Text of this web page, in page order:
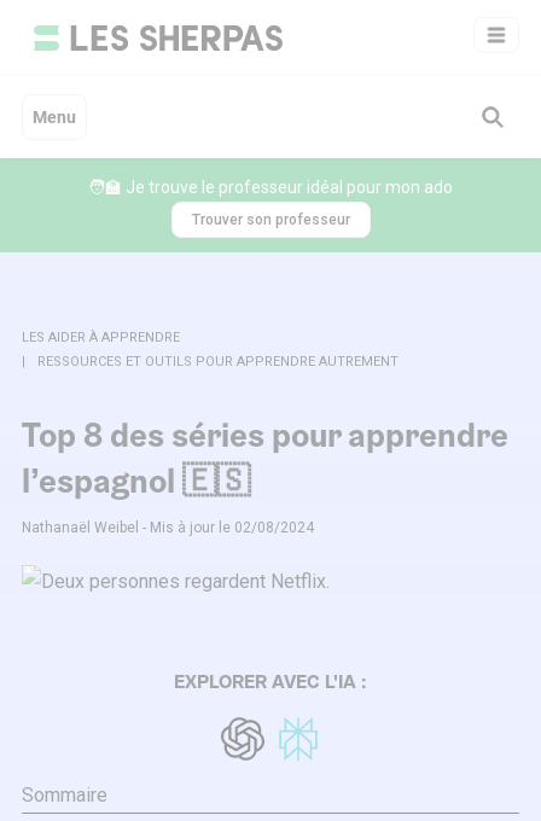
Menu
🧑‍🏫 Je trouve le professeur idéal pour mon ado
Trouver son professeur
LES AIDER À APPRENDRE
RESSOURCES ET OUTILS POUR APPRENDRE AUTREMENT
Top 8 des séries pour apprendre
l’espagnol 🇪🇸
Nathanaël Weibel - Mis à jour le 02/08/2024
EXPLORER AVEC L'IA :
Sommaire